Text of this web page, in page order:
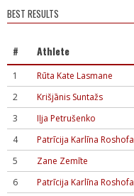
BEST RESULTS
# Athlete
1 Rūta Kate Lasmane
2
Krišjānis Suntažs
3
Iļja Petrušenko
4
Patrīcija Karlīna Roshofa
5
Zane Zemīte
6
Patrīcija Karlīna Roshofa